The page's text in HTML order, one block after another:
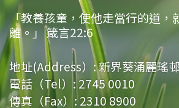
「教養孩童，使他走當行的道，
離。」 箴言22:6
地址(Address）:新界葵涌麗瑤邨
電話（Tel）:2745 0010
傳真（Fax）:2310 8900